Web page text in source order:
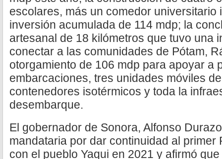
escolares, más un comedor universitario
inversión acumulada de 114 mdp; la
artesanal de 18 kilómetros que tuvo una
conectar a las comunidades de Pótam,
otorgamiento de 106 mdp para apoyar a
embarcaciones, tres unidades móviles
contenedores isotérmicos y toda la
desembarque.
El gobernador de Sonora, Alfonso
mandataria por dar continuidad al primer
con el pueblo Yaqui en 2021 y afirmó